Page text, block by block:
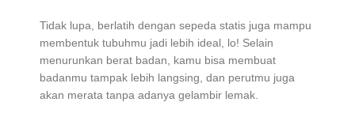
Tidak lupa, berlatih dengan sepeda statis juga mampu
membentuk tubuhmu jadi lebih ideal, lo! Selain
menurunkan berat badan, kamu bisa membuat
badanmu tampak lebih langsing, dan perutmu juga
akan merata tanpa adanya gelambir lemak.